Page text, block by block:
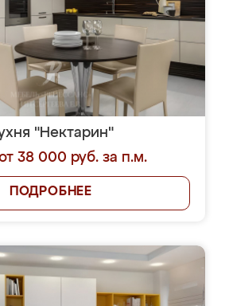
"Нектарин"
38 000 руб. за п.м.
ПОДРОБНЕЕ